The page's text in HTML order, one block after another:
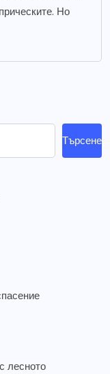
Но
Търсене
лесното